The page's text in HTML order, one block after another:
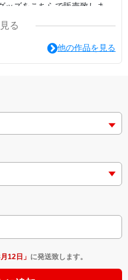
ッズをこちらで販売致しま
る
他の作品を見る
12日 」 に発送致します。